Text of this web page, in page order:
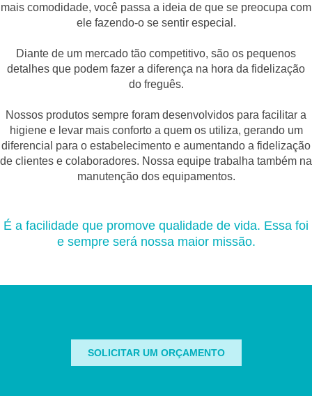
mais comodidade, você passa a ideia de que se preocupa com
ele fazendo-o se sentir especial.
Diante de um mercado tão competitivo, são os pequenos
detalhes que podem fazer a diferença na hora da fidelização
do freguês.
Nossos produtos sempre foram desenvolvidos para facilitar a
higiene e levar mais conforto a quem os utiliza, gerando um
diferencial para o estabelecimento e aumentando a fidelização
de clientes e colaboradores. Nossa equipe trabalha também na
manutenção dos equipamentos.
É a facilidade que promove qualidade de vida. Essa foi
e sempre será nossa maior missão.
SOLICITAR UM ORÇAMENTO